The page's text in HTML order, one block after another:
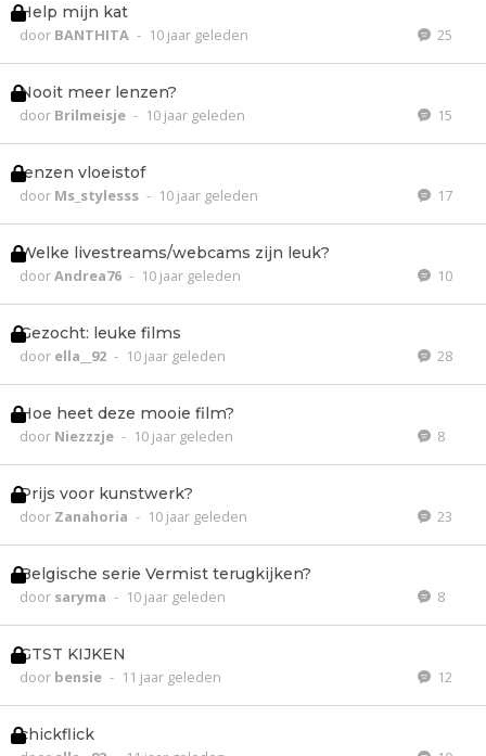
Help mijn kat
door BANTHITA - 10 jaar geleden 25
Nooit meer lenzen?
door Brilmeisje - 10 jaar geleden 15
lenzen vloeistof
door Ms_stylesss - 10 jaar geleden 17
Welke livestreams/webcams zijn leuk?
doorAndrea76 - 10 jaar geleden 10
Gezocht: leuke films
door ella__92 - 10 jaar geleden 28
Hoe heet deze mooie film?
door Niezzzje - 10 jaar geleden 8
Prijs voor kunstwerk?
door Zanahoria - 10 jaar geleden 23
Belgische serie Vermist terugkijken?
door saryma - 10 jaar geleden 8
GTST KIJKEN
door bensie - 11 jaar geleden 12
chickflick